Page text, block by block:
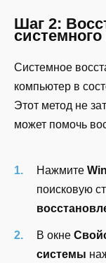
Шаг 2:
Системное
компьютер в
Этот метод не
может помочь
Нажмите
поисковую
В окне
системы